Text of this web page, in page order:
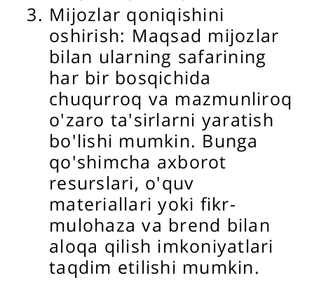
Mijozlar qoniqishini
oshirish: Maqsad mijozlar
bilan ularning safarining
har bir bosqichida
chuqurroq va mazmunliroq
o'zaro ta'sirlarni yaratish
bo'lishi mumkin. Bunga
qo'shimcha axborot
resurslari, o'quv
materiallari yoki fikr-
mulohaza va brend bilan
aloqa qilish imkoniyatlari
taqdim etilishi mumkin.